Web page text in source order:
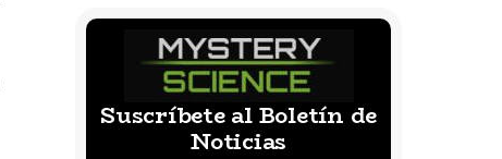
Suscríbete al Boletín de
Noticias